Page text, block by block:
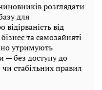
розглядати
для
від
та самозайняті
утримують
— без доступу до
чи стабільних правил